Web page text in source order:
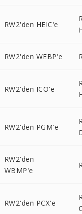
RW2'den HEIC'e
RW2'den WEBP'e
RW2'den ICO'e
RW2'den PGM'e
RW2'den
WBMP'e
RW2'den PCX'e